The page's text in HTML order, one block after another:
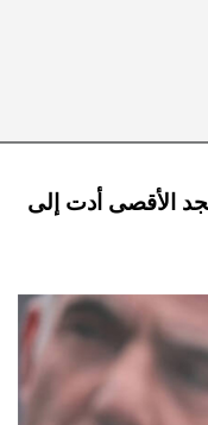
الأقصى أدت إلى